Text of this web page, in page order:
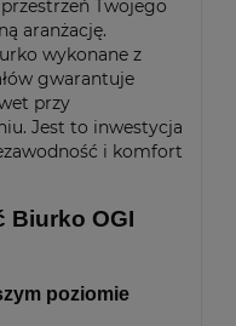
Twojego
aranżację.
wykonane z
gwarantuje
przy
Jest to inwestycja
i komfort
Biurko OGI
poziomie